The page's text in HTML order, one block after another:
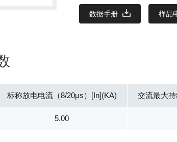
数据手册 样品
标称放电电流（8/20μs）[In](KA)
5.00
交流最大